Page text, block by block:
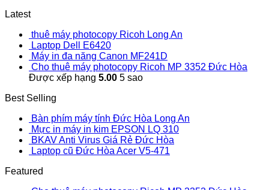
Latest
thuê máy photocopy Ricoh Long An
Laptop Dell E6420
Máy in đa năng Canon MF241D
Cho thuê máy photocopy Ricoh MP 3352 Đức Hòa
Được xếp hạng 5.00 5 sao
Best Selling
Bàn phím máy tính Đức Hòa Long An
Mực in máy in kim EPSON LQ 310
BKAV Anti Virus Giá Rẻ Đức Hòa
Laptop cũ Đức Hòa Acer V5-471
Featured